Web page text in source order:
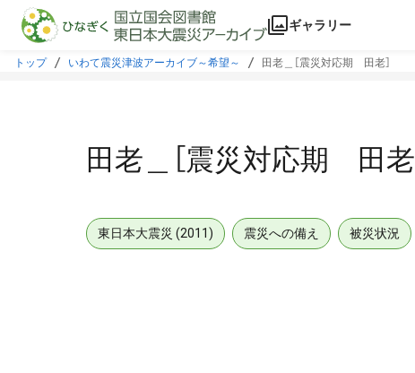
本文に飛ぶ
ギャラリー
トップ いわて震災津波アーカイブ～希望～ 田老＿［震災対応期 田老］
田老＿［震災対応期 田老］
東日本大震災 (2011) 震災への備え 被災状況